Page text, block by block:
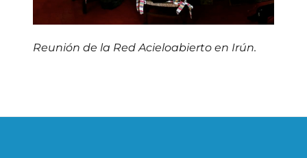
Reunión de la Red Acieloabierto en Irún.
Navegación